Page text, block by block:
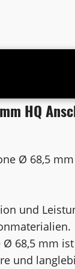
HQ
Ø 68,5
und
68,5 mm
und